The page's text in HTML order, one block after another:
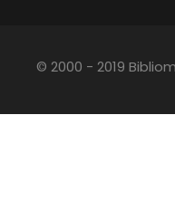
© 2000 - 2019